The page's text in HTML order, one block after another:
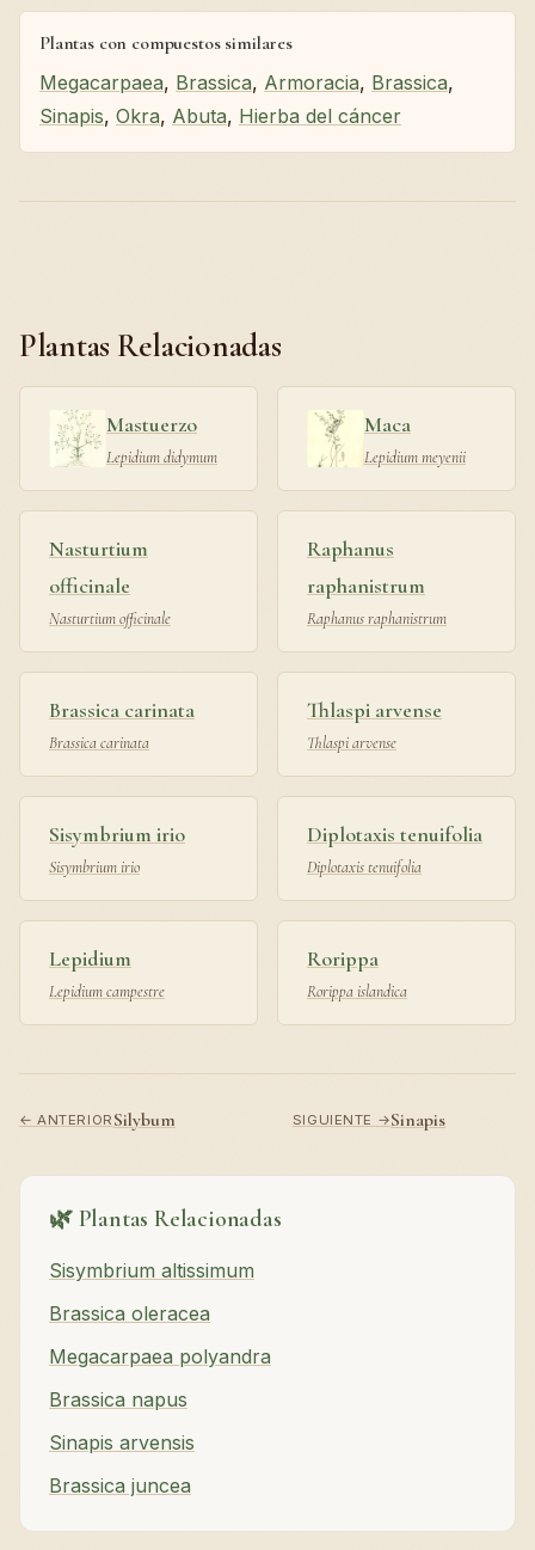
Plantas con compuestos similares
Megacarpaea, Brassica, Armoracia, Brassica,
Sinapis, Okra, Abuta, Hierba del cáncer
Plantas Relacionadas
Mastuerzo
Lepidium didymum
Maca
Lepidium meyenii
Nasturtium
officinale
Nasturtium officinale
Raphanus
raphanistrum
Raphanus raphanistrum
Brassica carinata
Brassica carinata
Thlaspi arvense
Thlaspi arvense
Sisymbrium irio
Sisymbrium irio
Diplotaxis tenuifolia
Diplotaxis tenuifolia
Lepidium
Lepidium campestre
Rorippa
Rorippa islandica
← ANTERIORSilybum SIGUIENTE →Sinapis
🌿 Plantas Relacionadas
Sisymbrium altissimum
Brassica oleracea
Megacarpaea polyandra
Brassica napus
Sinapis arvensis
Brassica juncea